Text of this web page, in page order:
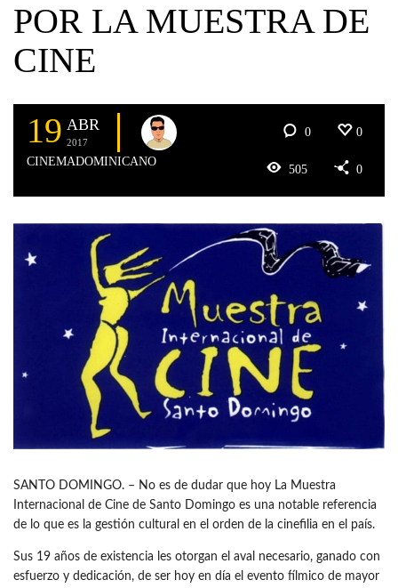
POR LA MUESTRA DE
CINE
19 ABR
2017
CINEMADOMINICANO
0 0
505 0
SANTO DOMINGO. – No es de dudar que hoy La Muestra
Internacional de Cine de Santo Domingo es una notable referencia
de lo que es la gestión cultural en el orden de la cinefilia en el país.
Sus 19 años de existencia les otorgan el aval necesario, ganado con
esfuerzo y dedicación, de ser hoy en día el evento fílmico de mayor